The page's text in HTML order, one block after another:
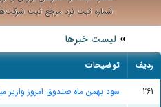
شماره ثبت نزد مرجع ثبت
لیست خبرها
ردیف
توضیحات
261
سود بهمن ماه صندوق امروز واریز